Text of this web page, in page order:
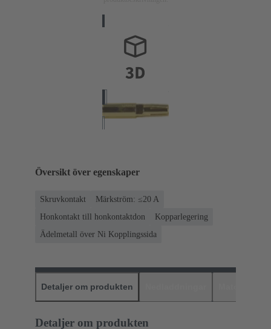
Översikt över egenskaper
Skruvkontakt
Märkström: ≤20 A
Honkontakt till honkontaktdon
Kopparlegering
Ädelmetall över Ni Kopplingssida
Detaljer om produkten
Detaljer om produkten